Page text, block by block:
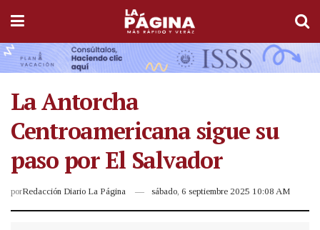
La Antorcha
Centroamericana sigue su
paso por El Salvador
porRedacción Diario La Página sábado, 6 septiembre 2025 10:08 AM